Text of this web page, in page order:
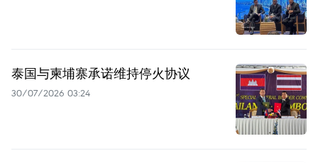
泰国与柬埔寨承诺维持停火协议
30/07/2026 03:24